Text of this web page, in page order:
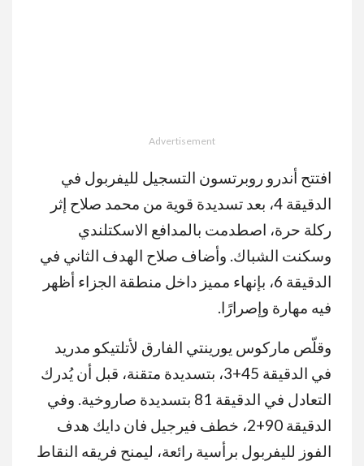
Advertisement
افتتح أندرو روبرتسون التسجيل لليفربول في
الدقيقة 4، بعد تسديدة قوية من محمد صلاح إثر
ركلة حرة، اصطدمت بالمدافع الاسكتلندي
وسكنت الشباك. وأضاف صلاح الهدف الثاني في
الدقيقة 6، بإنهاء مميز داخل منطقة الجزاء أظهر
فيه مهارة وإصرارًا.
وقلّص ماركوس يورينتي الفارق لأتلتيكو مدريد
في الدقيقة 45+3، بتسديدة متقنة، قبل أن يُدرك
التعادل في الدقيقة 81 بتسديدة صاروخية. وفي
الدقيقة 90+2، خطف فيرجيل فان دايك هدف
الفوز لليفربول برأسية رائعة، ليمنح فريقه النقاط